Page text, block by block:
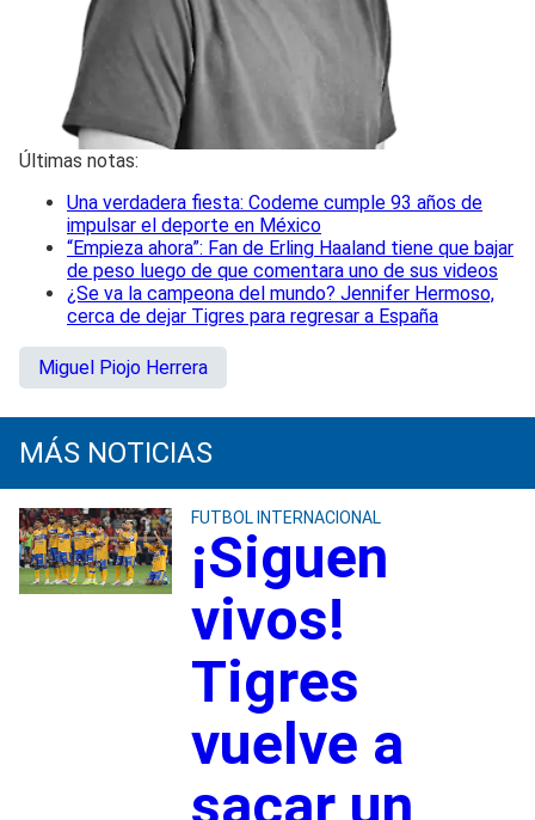
Últimas notas:
Una verdadera fiesta: Codeme cumple 93 años de
impulsar el deporte en México
“Empieza ahora”: Fan de Erling Haaland tiene que bajar
de peso luego de que comentara uno de sus videos
¿Se va la campeona del mundo? Jennifer Hermoso,
cerca de dejar Tigres para regresar a España
Miguel Piojo Herrera
MÁS NOTICIAS
FUTBOL INTERNACIONAL
¡Siguen
vivos!
Tigres
vuelve a
sacar un